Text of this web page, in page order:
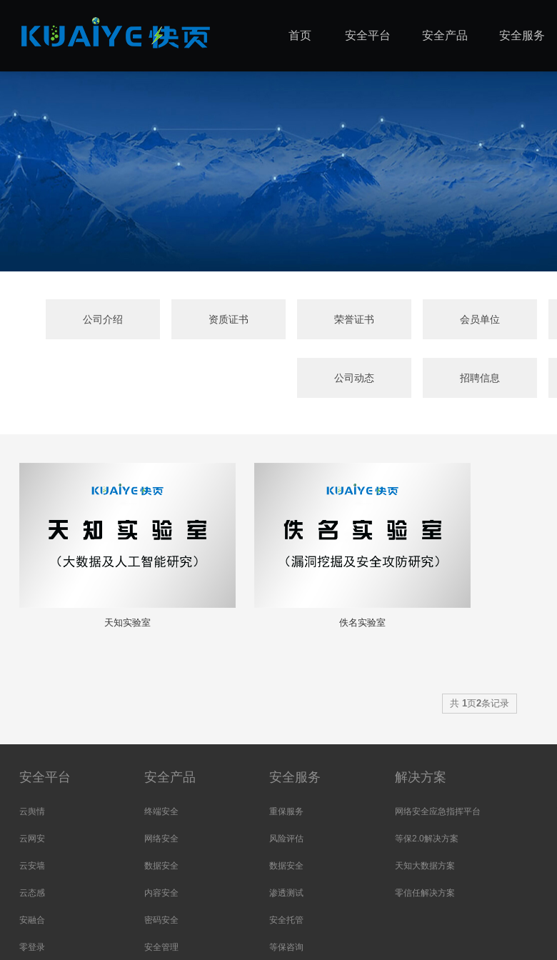
首页 安全平台 安全产品 安全服务
公司介绍 资质证书 荣誉证书 会员单位
公司动态 招聘信息
天知实验室 佚名实验室
共1页2条记录
安全平台
云舆情
云网安
云安墙
云态感
安融合
零登录
安全产品
终端安全
网络安全
数据安全
内容安全
密码安全
安全管理
安全服务
重保服务
风险评估
数据安全
渗透测试
安全托管
等保咨询
解决方案
网络安全应急指挥平台
等保2.0解决方案
天知大数据方案
零信任解决方案